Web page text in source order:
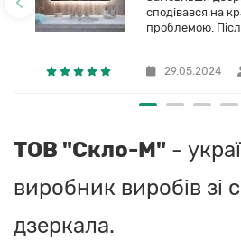
сподівався на
проблемою.
29.05.2024
ТОВ "Скло-М" -
виробник виробів зі
дзеркала.